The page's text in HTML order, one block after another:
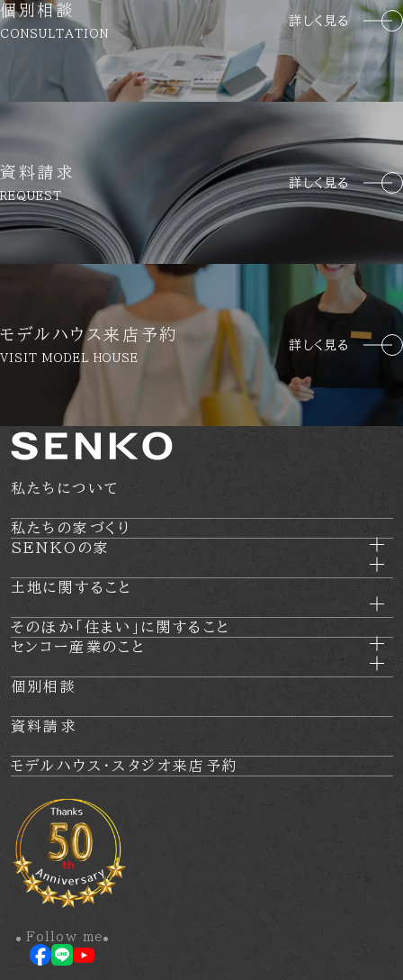
個別相談
CONSULTATION
詳しく見る
資料請求
REQUEST
詳しく見る
モデルハウス来店予約
VISIT MODEL HOUSE
詳しく見る
私たちについて
私たちの家づくり
SENKOの家
土地に関すること
そのほか
「住まい」に関すること
センコー産業のこと
個別相談
資料請求
モデルハウス・ スタジオ来店予約
Follow me